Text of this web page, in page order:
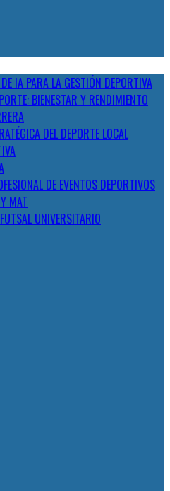
IA PARA LA GESTIÓN DEPORTIVA
BIENESTAR Y RENDIMIENTO
DEL DEPORTE LOCAL
DE EVENTOS DEPORTIVOS
MAT
UNIVERSITARIO